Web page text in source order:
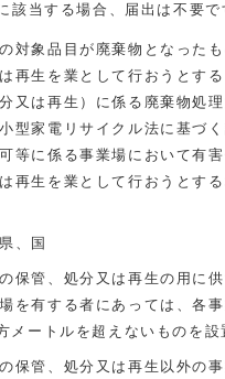
該当する場合、届出は不要で
対象品目が廃棄物となった
再生を業として行おうとす
又は再生）に係る廃棄物処理
型家電リサイクル法に基づ
等に係る事業場において有
再生を業として行おうとす
、国
保管、処分又は再生の用に
を有する者にあっては、各
メートルを超えないものを設
保管、処分又は再生以外の